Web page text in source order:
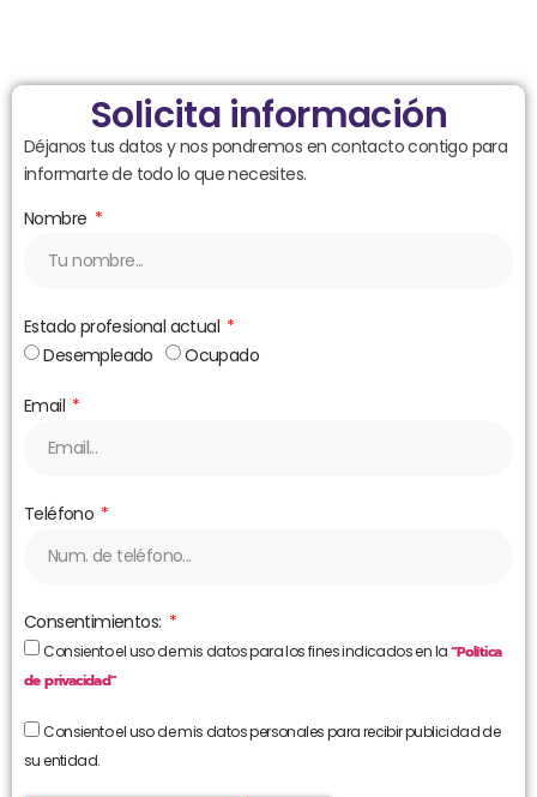
Solicita información
Déjanos tus datos y nos pondremos en contacto contigo para
informarte de todo lo que necesites.
Nombre
Estado profesional actual
Desempleado
Ocupado
Email
Teléfono
Consentimientos:
Consiento el uso de mis datos para los fines indicados en la“Política
de privacidad”
Consiento el uso de mis datos personales para recibir publicidad de
su entidad.